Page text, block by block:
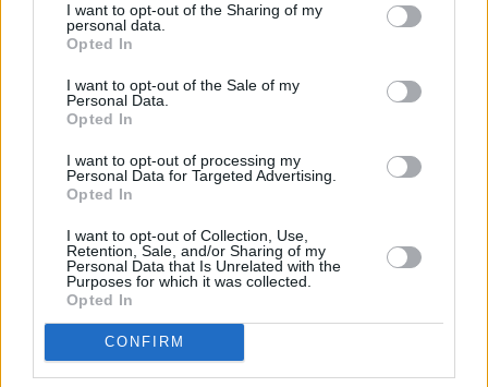
I want to opt-out of the Sharing of my
personal data.
Opted In
I want to opt-out of the Sale of my
Personal Data.
Opted In
I want to opt-out of processing my
Personal Data for Targeted Advertising.
Opted In
I want to opt-out of Collection, Use,
Retention, Sale, and/or Sharing of my
Personal Data that Is Unrelated with the
Purposes for which it was collected.
Opted In
CONFIRM
Πριν 9 ημέρες
Τρίτος στη σφαιροβολία στη διεθνή συνάντηση
Ελλάδας–Κύπρου Κ18 ο Δημήτρης Τέλλιος